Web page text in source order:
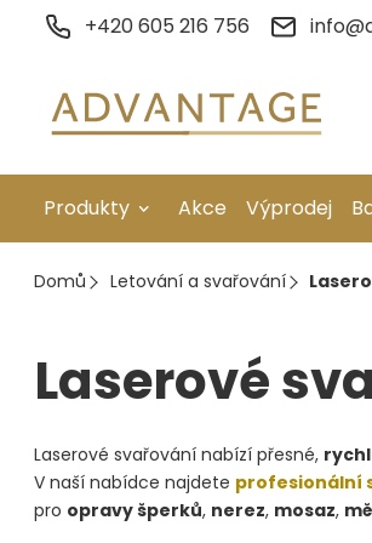
+420 605 216 756
Produkty
Galvanické pokovení
Stopkové rotační nástroje
Strojní obrábění
Akce Výprodej
Domů Letování a svařování
Laserové
Laserové svařování nabízí přesné,
V naší nabídce najdete profesionální
pro opravy šperků, nerez, mosaz,